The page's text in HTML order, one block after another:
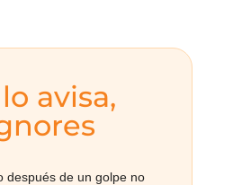
avisa,
después de un golpe no